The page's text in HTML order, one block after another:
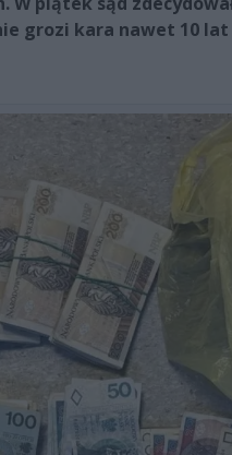
grozi kara nawet 10